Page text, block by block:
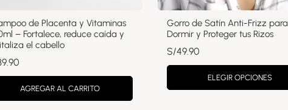
de Placenta y Vitaminas
– Fortalece, reduce caída y
el cabello
AGREGAR AL CARRITO
Gorro de Satín Anti-Frizz para
Dormir y Proteger tus Rizos
S/49.90
ELEGIR OPCIONES